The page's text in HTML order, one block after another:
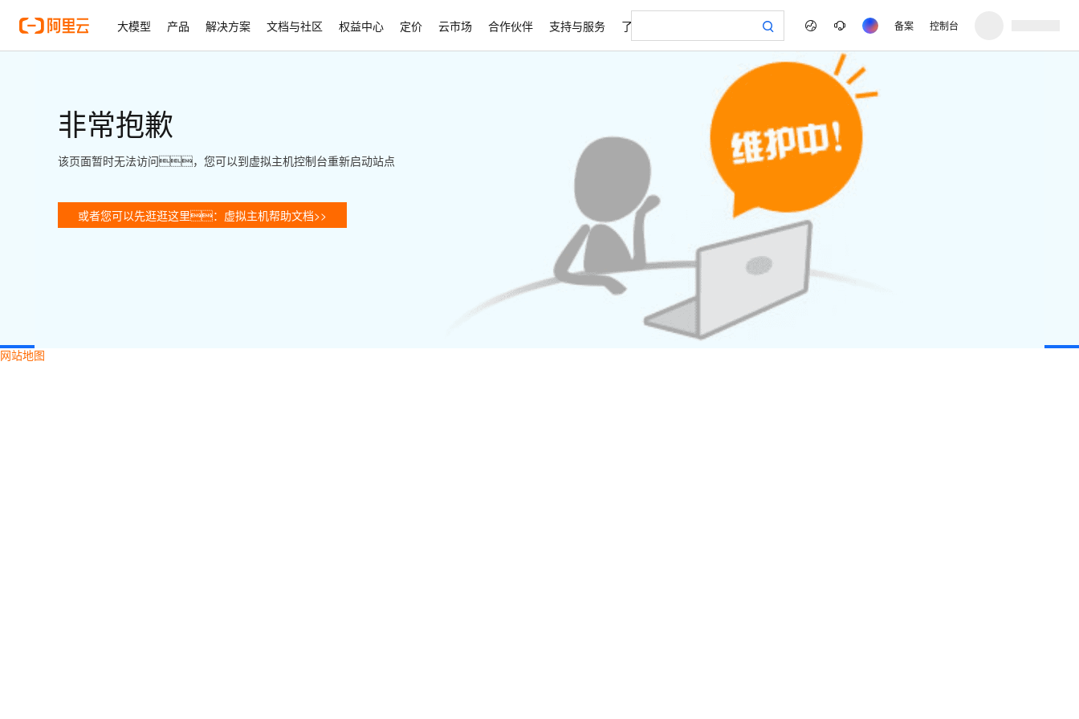
大模型 产品 解决方案 文档与社区 权益中心 定价 云市场 合作伙伴 支持与服务 了解阿里云 备案 控制台
非常抱歉
该页面暂时无法访问，您可以到虚拟主机控制台重新启动站点
或者您可以先逛逛这里：虚拟主机帮助文档>>
网站地图